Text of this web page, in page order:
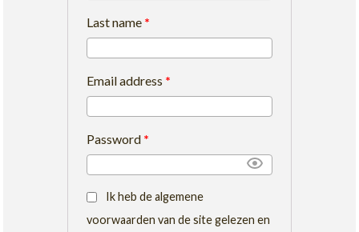
Last name *
Email address *
Password *
Ik heb de algemene
voorwaarden van de site gelezen en